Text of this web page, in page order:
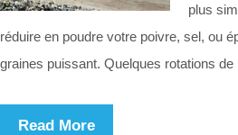
plus
réduire en poudre votre poivre, sel, ou
graines puissant. Quelques rotations de
Read More